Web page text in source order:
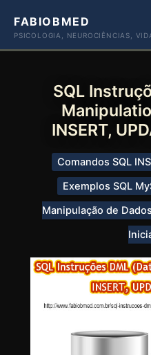
paraFABIOBMED
PSICOLOGIA, NEUROCIÊNCIAS,
SQL
INSERT,
Comandos SQL
Exemplos SQL
Manipulação de Dados